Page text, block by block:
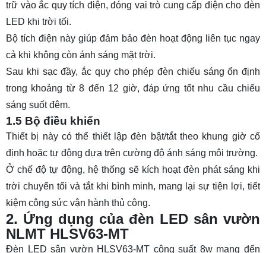
trữ vào ắc quy tích điện, đóng vai trò cung cấp điện cho đèn
LED khi trời tối.
Bộ tích điện này giúp đảm bảo đèn hoạt động liên tục ngay
cả khi không còn ánh sáng mặt trời.
Sau khi sạc đầy, ắc quy cho phép đèn chiếu sáng ổn định
trong khoảng từ 8 đến 12 giờ, đáp ứng tốt nhu cầu chiếu
sáng suốt đêm.
1.5 Bộ điều khiển
Thiết bị này có thể thiết lập đèn bật/tắt theo khung giờ cố
định hoặc tự động dựa trên cường độ ánh sáng môi trường.
Ở chế độ tự động, hệ thống sẽ kích hoạt đèn phát sáng khi
trời chuyển tối và tắt khi bình minh, mang lại sự tiện lợi, tiết
kiệm công sức vận hành thủ công.
2. Ứng dụng của đèn LED sân vườn
NLMT HLSV63-MT
Đèn LED sân vườn HLSV63-MT công suất 8w mang đến